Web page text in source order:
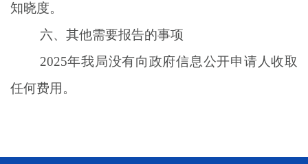
知晓度。
六、其他需要报告的事项
2025年我局没有向政府信息公开申请人收取
任何费用。